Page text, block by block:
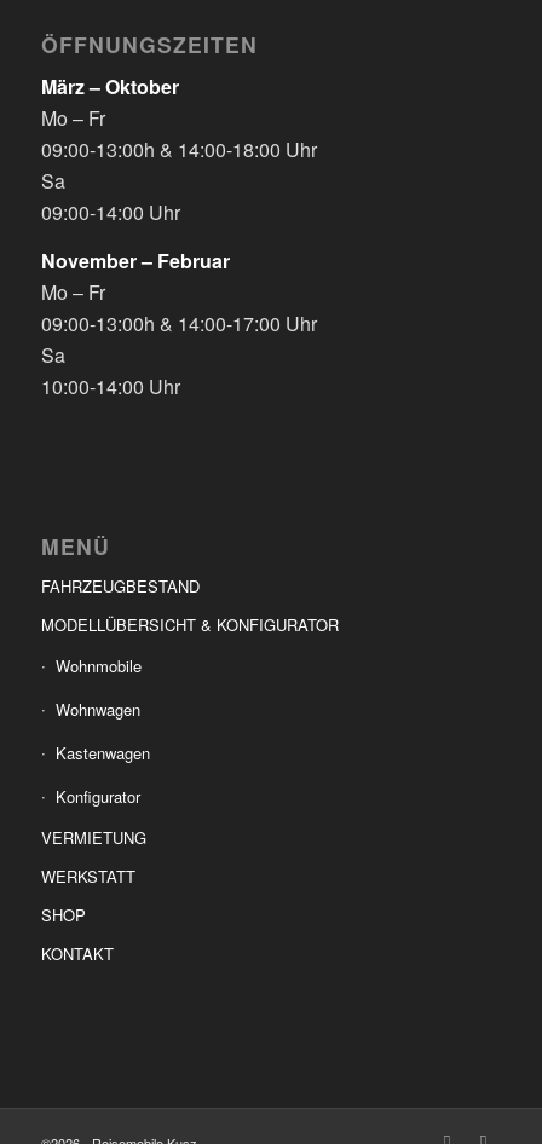
ÖFFNUNGSZEITEN
März – Oktober
Mo – Fr
09:00-13:00h & 14:00-18:00 Uhr
Sa
09:00-14:00 Uhr
November – Februar
Mo – Fr
09:00-13:00h & 14:00-17:00 Uhr
Sa
10:00-14:00 Uhr
MENÜ
FAHRZEUGBESTAND
MODELLÜBERSICHT & KONFIGURATOR
Wohnmobile
Wohnwagen
Kastenwagen
Konfigurator
VERMIETUNG
WERKSTATT
SHOP
KONTAKT